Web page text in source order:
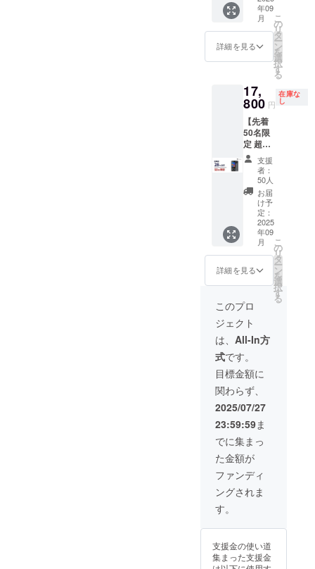
→17,60
0円 ※税
込、送
料込み
の価格
・
Wooas
k
W10×1
年09
月
詳細を見る
こ
の
リ
タ
ー
ン
を
選
択
す
る
17,
800 円
在庫な
し
【先着
50名限
定 超早
割
28%OF
F】 一
般販売
予定価
24,800
→17,80
0円 ※税
込、送
料込み
の価格
です。
・
Wooas
k
W10×1
支援
者：
50人
お届
け予
定：
2025
年09
月
詳細を見る
こ
の
リ
タ
ー
ン
を
選
択
す
る
このプロ
ジェクト
は、 All-In方
式です。
目標金額に
関わらず、
2025/07/27
23:59:59ま
でに集まっ
た金額が
ファンディ
ングされま
す。
支援金の使い道
集まった支援金